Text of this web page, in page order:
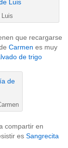
que recargarse
Carmen es muy
de trigo
compartir en
es Sangrecita